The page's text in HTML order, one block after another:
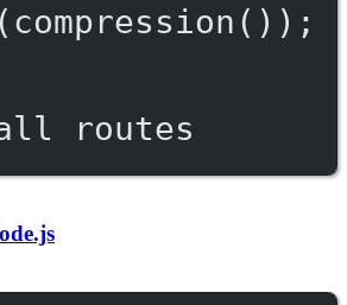
( compression ());
routes